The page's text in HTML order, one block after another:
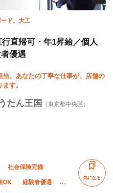
ド、大工
直帰可・年1昇給／個人
優遇
。あなたの丁寧な仕事が、店舗の
す。
たん王国 （東京都中央区）
社会保険完備
OK 経験者優遇
気になる